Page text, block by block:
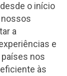
o início
nossos
a
e
nos
às